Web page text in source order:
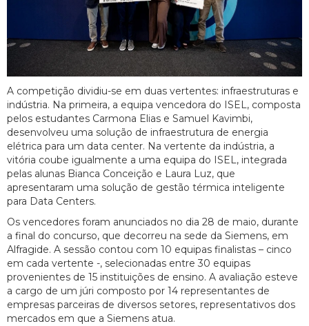
A competição dividiu-se em duas vertentes: infraestruturas e
indústria. Na primeira, a equipa vencedora do ISEL, composta
pelos estudantes Carmona Elias e Samuel Kavimbi,
desenvolveu uma solução de infraestrutura de energia
elétrica para um data center. Na vertente da indústria, a
vitória coube igualmente a uma equipa do ISEL, integrada
pelas alunas Bianca Conceição e Laura Luz, que
apresentaram uma solução de gestão térmica inteligente
para Data Centers.
Os vencedores foram anunciados no dia 28 de maio, durante
a final do concurso, que decorreu na sede da Siemens, em
Alfragide. A sessão contou com 10 equipas finalistas – cinco
em cada vertente -, selecionadas entre 30 equipas
provenientes de 15 instituições de ensino. A avaliação esteve
a cargo de um júri composto por 14 representantes de
empresas parceiras de diversos setores, representativos dos
mercados em que a Siemens atua.